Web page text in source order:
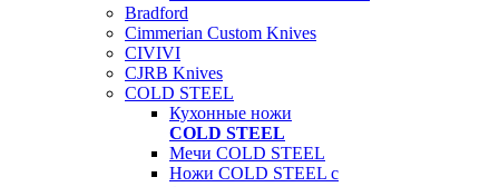
Bradford
Cimmerian Custom Knives
CIVIVI
CJRB Knives
COLD STEEL
Кухонные ножи
COLD STEEL
Мечи COLD STEEL
Ножи COLD STEEL с